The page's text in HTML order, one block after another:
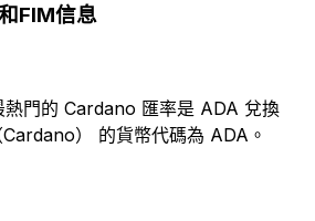
FIM信息
熱門的 Cardano 匯率是 ADA 兌換
） 的貨幣代碼為 ADA。